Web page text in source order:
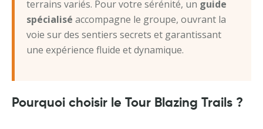
terrains variés. Pour votre sérénité, un guide
spécialisé accompagne le groupe, ouvrant la
voie sur des sentiers secrets et garantissant
une expérience fluide et dynamique.
Pourquoi choisir le Tour Blazing Trails ?